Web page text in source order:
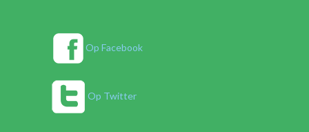
Op Facebook
Op Twitter